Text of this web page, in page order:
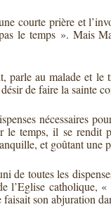
courte prière et
le temps ». Mais
parle au malade et
de faire la sainte
nécessaires
le temps, il se rendit
et goûtant
de toutes les
l’Eglise
son abjuration